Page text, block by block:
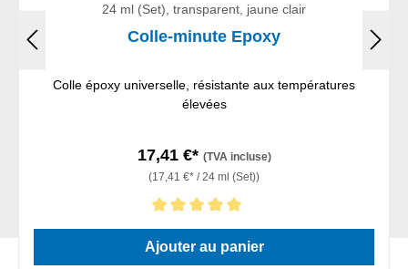
24 ml (Set), transparent, jaune clair
Colle-minute Epoxy
Colle époxy universelle, résistante aux températures
élevées
17,41 €* (TVA incluse)
(17,41 €* / 24 ml (Set))
Note moyenne de 5 sur 5 étoiles
Ajouter au panier